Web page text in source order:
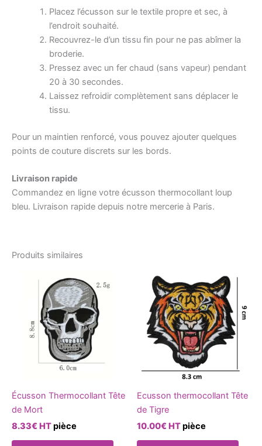
Placez l’écusson sur le textile propre et sec, à
l’endroit souhaité.
Recouvrez-le d’un tissu fin pour ne pas abîmer la
broderie.
Pressez avec un fer chaud (sans vapeur) pendant
20 à 30 secondes.
Laissez refroidir complètement sans déplacer le
tissu.
Pour un maintien renforcé, vous pouvez ajouter quelques
points de couture discrets sur les bords.
Livraison rapide
Commandez en ligne votre écusson thermocollant loup
bleu. Livraison rapide depuis notre mercerie à Paris.
Produits similaires
Écusson Thermocollant Tête
de Mort
8.33€HTpièce
Ecusson thermocollant Tête
de Tigre
10.00€HTpièce